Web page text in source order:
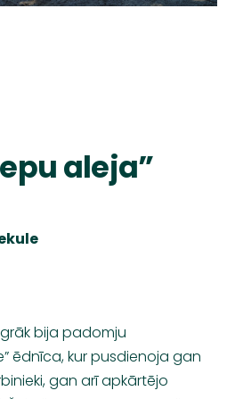
aleja”
bija padomju
ēdnīca, kur pusdienoja gan
gan arī apkārtējo